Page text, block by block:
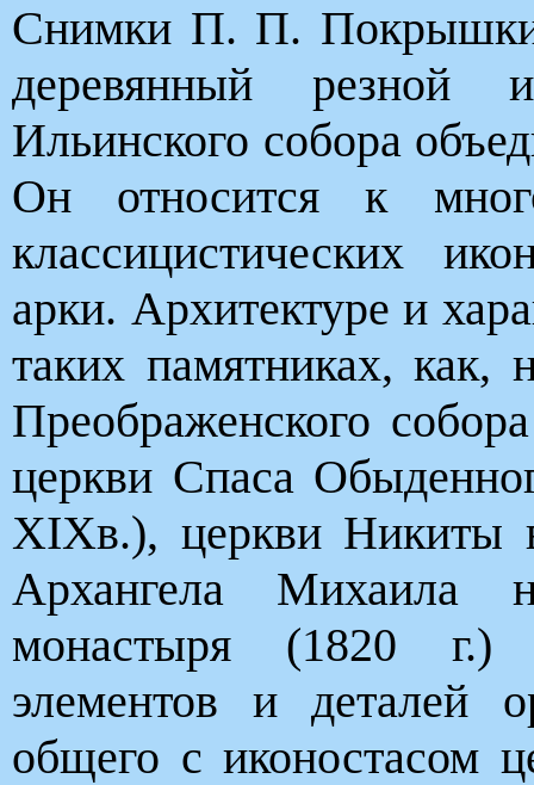
Снимки П. П.
деревянный резной
Ильинского собора
Он относится к
классицистических
арки. Архитектуре и
таких памятниках, как,
Преображенского
церкви Спаса
ХIХв.), церкви Никиты
Архангела Михаила
монастыря (1820 г.)
элементов и деталей
общего с иконостасом